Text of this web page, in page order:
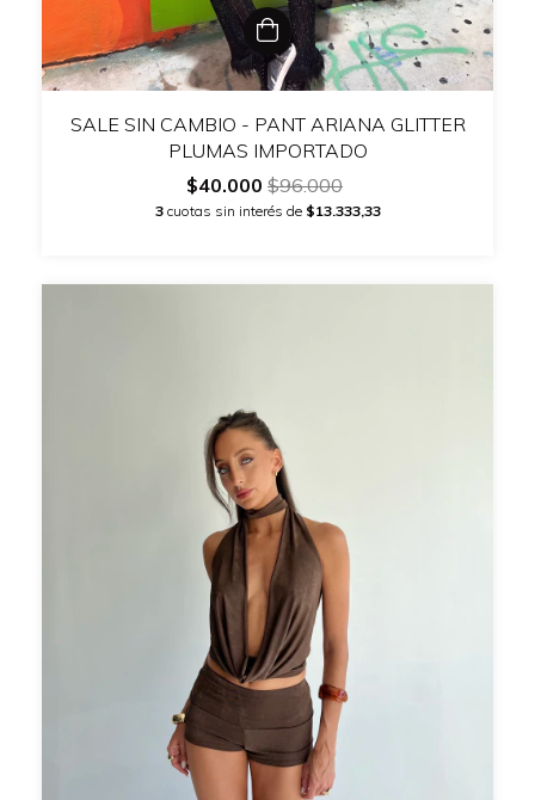
SALE SIN CAMBIO - PANT ARIANA GLITTER
PLUMAS IMPORTADO
$40.000 $96.000
3 cuotas sin interés de $13.333,33